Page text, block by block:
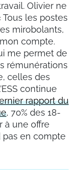
Olivier ne
les postes
mirobolants,
compte.
me permet de
rémunérations
celles des
continue
rapport du
, 70% des 18-
à une offre
pas en compte